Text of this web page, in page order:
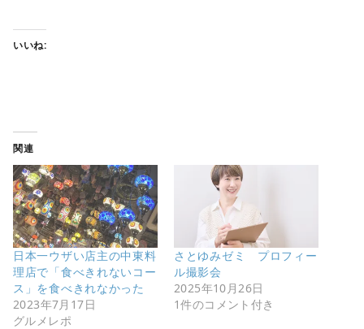
いいね:
関連
日本一ウザい店主の中東料
理店で「食べきれないコー
ス」を食べきれなかった
2023年7月17日
グルメレポ
さとゆみゼミ プロフィー
ル撮影会
2025年10月26日
1件のコメント付き